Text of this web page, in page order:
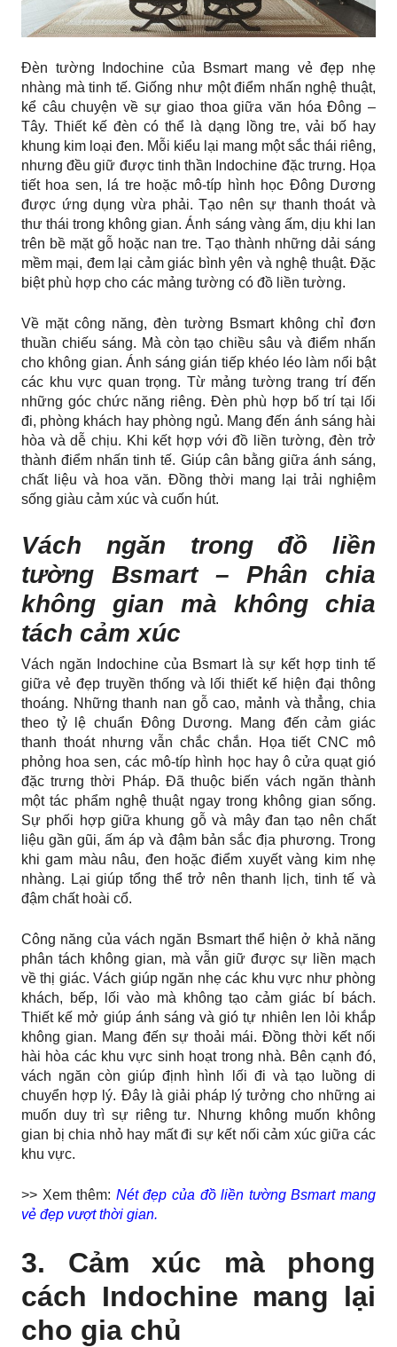
Đèn tường Indochine của Bsmart mang vẻ đẹp nhẹ
nhàng mà tinh tế. Giống như một điểm nhấn nghệ thuật,
kể câu chuyện về sự giao thoa giữa văn hóa Đông –
Tây. Thiết kế đèn có thể là dạng lồng tre, vải bố hay
khung kim loại đen. Mỗi kiểu lại mang một sắc thái riêng,
nhưng đều giữ được tinh thần Indochine đặc trưng. Họa
tiết hoa sen, lá tre hoặc mô-típ hình học Đông Dương
được ứng dụng vừa phải. Tạo nên sự thanh thoát và
thư thái trong không gian. Ánh sáng vàng ấm, dịu khi lan
trên bề mặt gỗ hoặc nan tre. Tạo thành những dải sáng
mềm mại, đem lại cảm giác bình yên và nghệ thuật. Đặc
biệt phù hợp cho các mảng tường có đồ liền tường.
Về mặt công năng, đèn tường Bsmart không chỉ đơn
thuần chiếu sáng. Mà còn tạo chiều sâu và điểm nhấn
cho không gian. Ánh sáng gián tiếp khéo léo làm nổi bật
các khu vực quan trọng. Từ mảng tường trang trí đến
những góc chức năng riêng. Đèn phù hợp bố trí tại lối
đi, phòng khách hay phòng ngủ. Mang đến ánh sáng hài
hòa và dễ chịu. Khi kết hợp với đồ liền tường, đèn trở
thành điểm nhấn tinh tế. Giúp cân bằng giữa ánh sáng,
chất liệu và hoa văn. Đồng thời mang lại trải nghiệm
sống giàu cảm xúc và cuốn hút.
Vách ngăn trong đồ liền
tường Bsmart – Phân chia
không gian mà không chia
tách cảm xúc
Vách ngăn Indochine của Bsmart là sự kết hợp tinh tế
giữa vẻ đẹp truyền thống và lối thiết kế hiện đại thông
thoáng. Những thanh nan gỗ cao, mảnh và thẳng, chia
theo tỷ lệ chuẩn Đông Dương. Mang đến cảm giác
thanh thoát nhưng vẫn chắc chắn. Họa tiết CNC mô
phỏng hoa sen, các mô-típ hình học hay ô cửa quạt gió
đặc trưng thời Pháp. Đã thuộc biến vách ngăn thành
một tác phẩm nghệ thuật ngay trong không gian sống.
Sự phối hợp giữa khung gỗ và mây đan tạo nên chất
liệu gần gũi, ấm áp và đậm bản sắc địa phương. Trong
khi gam màu nâu, đen hoặc điểm xuyết vàng kim nhẹ
nhàng. Lại giúp tổng thể trở nên thanh lịch, tinh tế và
đậm chất hoài cổ.
Công năng của vách ngăn Bsmart thể hiện ở khả năng
phân tách không gian, mà vẫn giữ được sự liền mạch
về thị giác. Vách giúp ngăn nhẹ các khu vực như phòng
khách, bếp, lối vào mà không tạo cảm giác bí bách.
Thiết kế mở giúp ánh sáng và gió tự nhiên len lỏi khắp
không gian. Mang đến sự thoải mái. Đồng thời kết nối
hài hòa các khu vực sinh hoạt trong nhà. Bên cạnh đó,
vách ngăn còn giúp định hình lối đi và tạo luồng di
chuyển hợp lý. Đây là giải pháp lý tưởng cho những ai
muốn duy trì sự riêng tư. Nhưng không muốn không
gian bị chia nhỏ hay mất đi sự kết nối cảm xúc giữa các
khu vực.
>> Xem thêm: Nét đẹp của đồ liền tường Bsmart mang
vẻ đẹp vượt thời gian.
3. Cảm xúc mà phong
cách Indochine mang lại
cho gia chủ